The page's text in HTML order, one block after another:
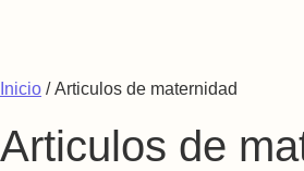
Inicio / Articulos de maternidad
Articulos de